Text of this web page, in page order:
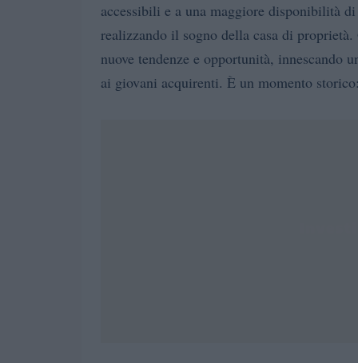
accessibili e a una maggiore disponibilità
realizzando il sogno della casa di
nuove tendenze e opportunità,
ai giovani acquirenti. È un momento